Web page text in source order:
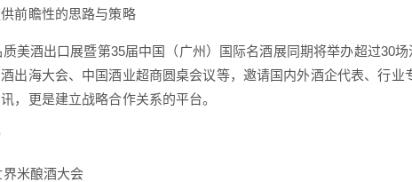
瞻性的思路与策略
酒出口展暨第35届中国（广州）国际名酒展同期将举办超过30场
出海大会、中国酒业超商圆桌会议等，邀请国内外酒企代表、行
，更是建立战略合作关系的平台。
米酿酒大会